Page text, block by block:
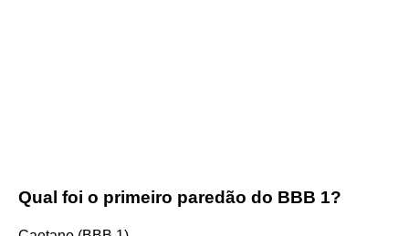
Qual foi o primeiro paredão do BBB 1?